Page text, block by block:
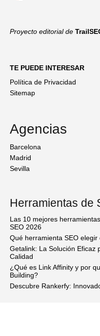
Proyecto editorial de
TE PUEDE INTERESAR
Política de Privacidad
Sitemap
Agencias
Barcelona
Madrid
Sevilla
Herramientas de
Las 10 mejores
SEO 2026
Qué herramienta SEO
Getalink: La Solución Eficaz
Calidad
¿Qué es Link Affinity y por
Building?
Descubre Rankerfy: